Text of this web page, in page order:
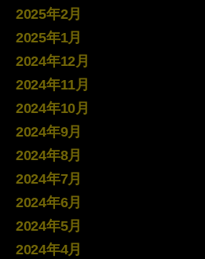
2025年2月
2025年1月
2024年12月
2024年11月
2024年10月
2024年9月
2024年8月
2024年7月
2024年6月
2024年5月
2024年4月